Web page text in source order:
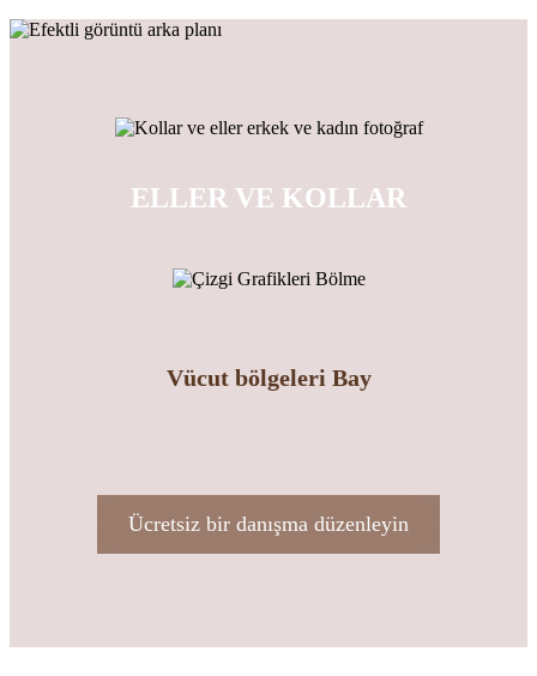
ELLER VE KOLLAR
Vücut bölgeleri Bay
Ücretsiz bir danışma düzenleyin